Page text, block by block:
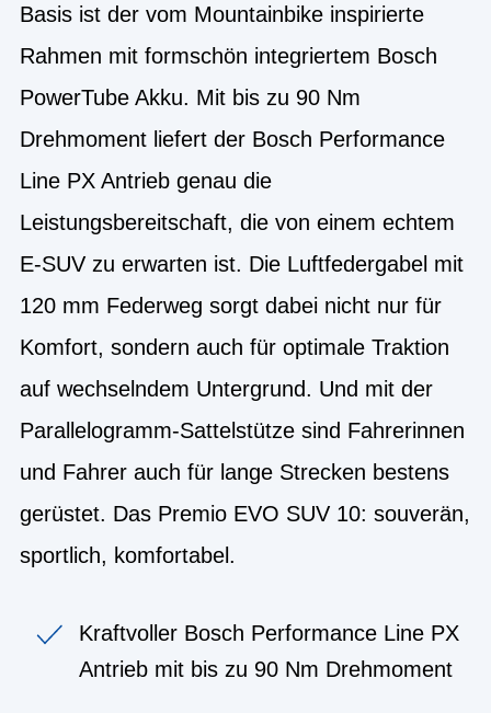
Basis ist der vom Mountainbike inspirierte
Rahmen mit formschön integriertem Bosch
PowerTube Akku. Mit bis zu 90 Nm
Drehmoment liefert der Bosch Performance
Line PX Antrieb genau die
Leistungsbereitschaft, die von einem echtem
E-SUV zu erwarten ist. Die Luftfedergabel mit
120 mm Federweg sorgt dabei nicht nur für
Komfort, sondern auch für optimale Traktion
auf wechselndem Untergrund. Und mit der
Parallelogramm-Sattelstütze sind Fahrerinnen
und Fahrer auch für lange Strecken bestens
gerüstet. Das Premio EVO SUV 10: souverän,
sportlich, komfortabel.
Kraftvoller Bosch Performance Line PX
Antrieb mit bis zu 90 Nm Drehmoment